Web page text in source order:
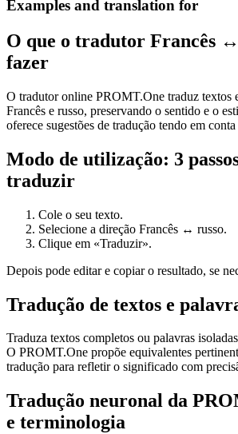
Examples and translation for
O que o tradutor Francês
fazer
O tradutor online PROMT.One traduz textos
Francês e russo, preservando o sentido e o
oferece sugestões de tradução tendo em
Modo de utilização: 3
traduzir
Cole o seu texto.
Selecione a direção Francês ↔ russo.
Clique em «Traduzir».
Depois pode editar e copiar o resultado, se
Tradução de textos e
Traduza textos completos ou palavras
O PROMT.One propõe equivalentes
tradução para refletir o significado com
Tradução neuronal da
e terminologia